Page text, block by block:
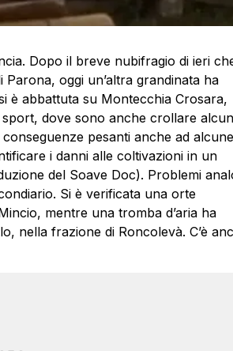
Dopo il breve nubifragio di ieri
oggi un’altra grandinata ha
è abbattuta su Montecchia Crosara,
dove sono anche crollare
pesanti anche ad alcune
i danni alle coltivazioni in un
del Soave Doc). Problemi
Si è verificata una orte
mentre una tromba d’aria ha
nella frazione di Roncolevà. C’è